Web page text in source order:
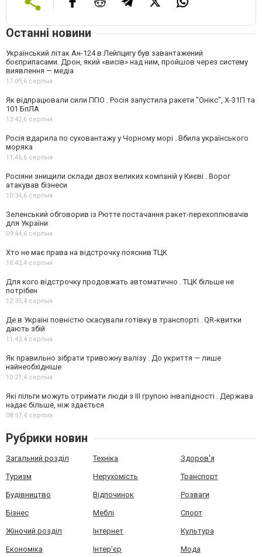
Останні новини
Український літак Ан-124 в Лейпцигу був завантажений
боєприпасами. Дрон, який «висів» над ним, пройшов через систему
виявлення — медіа
17:09,6 серпня
Як відпрацювали сили ППО . Росія запустила ракети "Онікс", Х-31П та
101 БпЛА
13:42,6 серпня
Росія вдарила по суховантажу у Чорному морі . Вбила українського
моряка
11:46,6 серпня
Росіяни знищили склади двох великих компаній у Києві . Ворог
атакував бізнеси
10:34,6 серпня
Зеленський обговорив із Рютте постачання ракет-перехоплювачів
для України
09:44,6 серпня
Хто не має права на відстрочку пояснив ТЦК
16:42,4 серпня
Для кого відстрочку продовжать автоматично . ТЦК більше не
потрібен
12:35,4 серпня
Де в Україні повністю скасували готівку в транспорті . QR-квитки
дають збій
11:43,4 серпня
Як правильно зібрати тривожну валізу . До укриття — лише
найнеобхідніше
10:21,4 серпня
Які пільги можуть отримати люди з III групою інвалідності . Держава
надає більше, ніж здається
08:57,4 серпня
Рубрики новин
Загальний розділ Техніка Здоров'я
Туризм Нерухомість Транспорт
Будівництво Відпочинок Розваги
Бізнес Меблі Спорт
Жіночий розділ Інтернет Культура
Економіка Інтер'єр Мода